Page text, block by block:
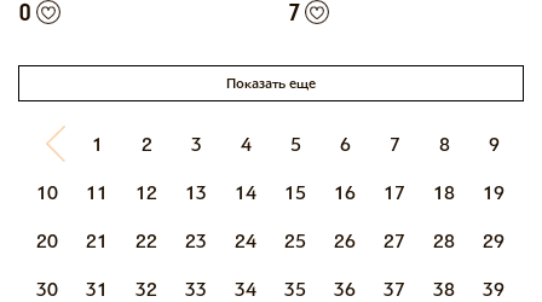
0 7
Показать еще
1 2 3 4 5 6 7 8 9
10 11 12 13 14 15 16 17 18 19
20 21 22 23 24 25 26 27 28 29
30 31 32 33 34 35 36 37 38 39